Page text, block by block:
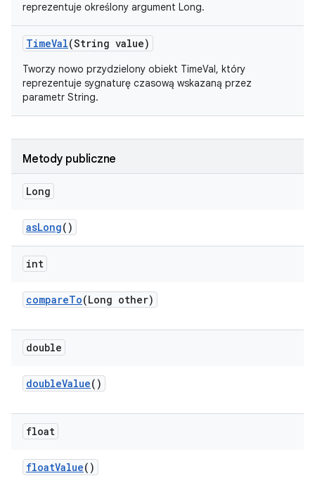
reprezentuje określony argument Long.
TimeVal(String value)
Tworzy nowo przydzielony obiekt TimeVal, który
reprezentuje sygnaturę czasową wskazaną przez
parametr String.
Metody publiczne
Long
asLong()
int
compareTo(Long other)
double
doubleValue()
float
floatValue()